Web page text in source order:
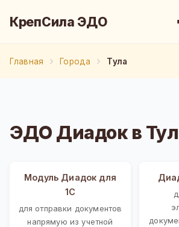
КрепСила ЭДО
Главная Города Тула
ЭДО Диадок в
Модуль Диадок для
1С
для отправки документов
напрямую из учетной